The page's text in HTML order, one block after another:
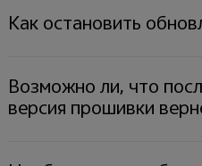
Как остановить
Возможно ли, что
версия прошивки